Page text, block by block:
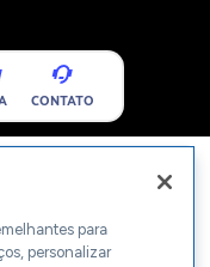
CONTATO
para
personalizar